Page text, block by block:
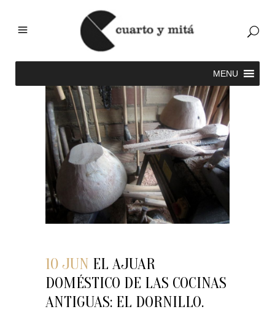
10 JUN EL AJUAR
DOMÉSTICO DE LAS COCINAS
ANTIGUAS: EL DORNILLO.